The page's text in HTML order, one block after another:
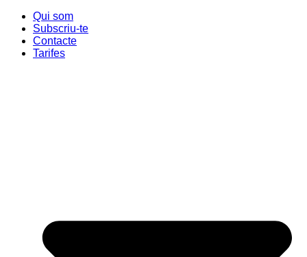
Qui som
Subscriu-te
Contacte
Tarifes